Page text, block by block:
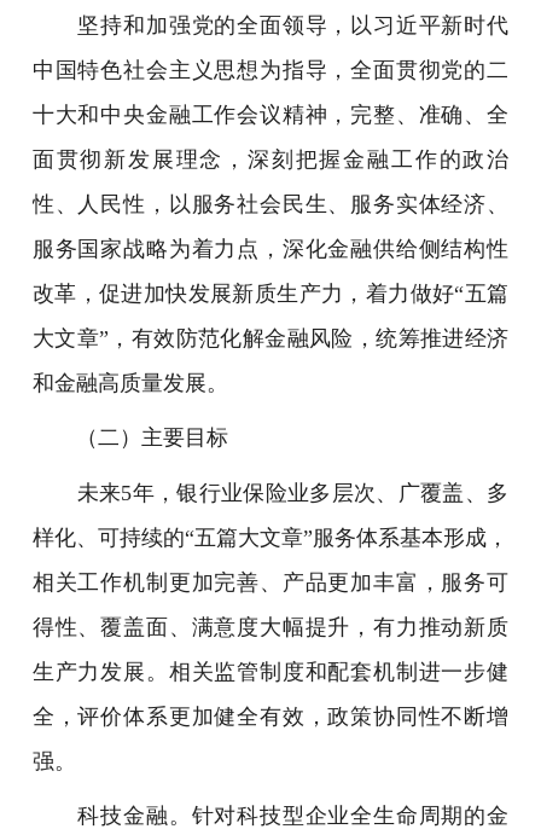
坚持和加强党的全面领导，以习近平新时代
中国特色社会主义思想为指导，全面贯彻党的二
十大和中央金融工作会议精神，完整、准确、全
面贯彻新发展理念，深刻把握金融工作的政治
性、人民性，以服务社会民生、服务实体经济、
服务国家战略为着力点，深化金融供给侧结构性
改革，促进加快发展新质生产力，着力做好“五篇
大文章”，有效防范化解金融风险，统筹推进经济
和金融高质量发展。
（二）主要目标
未来5年，银行业保险业多层次、广覆盖、多
样化、可持续的“五篇大文章”服务体系基本形成，
相关工作机制更加完善、产品更加丰富，服务可
得性、覆盖面、满意度大幅提升，有力推动新质
生产力发展。相关监管制度和配套机制进一步健
全，评价体系更加健全有效，政策协同性不断增
强。
科技金融。针对科技型企业全生命周期的金